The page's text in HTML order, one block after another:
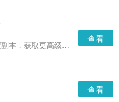
5、和伙伴们组队挑战高难度副本，获取更高级的科幻枪械，助力你的战力实现成倍增长；
查看
查看